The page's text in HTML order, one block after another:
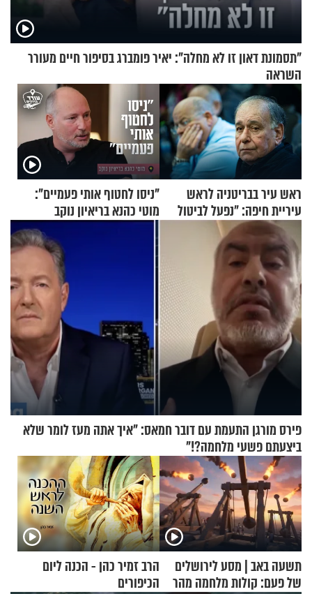
"תסמונת דאון זו לא מחלה": יאיר פומברג בסיפור חיים מעורר
השראה
ראש עיר בבריטניה לראש
עיריית חיפה: ״נפעל לביטול
ברית הערים התאומות״
"ניסו לחטוף אותי פעמיים":
מוטי כהנא בריאיון נוקב
פירס מורגן התעמת עם דובר חמאס: "איך אתה מעז לומר שלא
ביצעתם פשעי מלחמה?!"
תשעה באב | מסע לירושלים
של פעם: קולות מלחמה מהר
הרב זמיר כהן - הכנה ליום
הכיפורים